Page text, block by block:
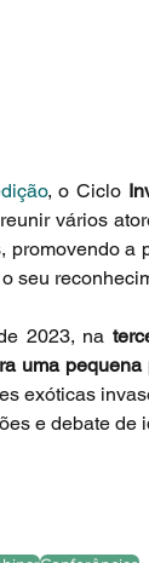
, o Ciclo
vários
promovendo
seu
2023, na
uma pequena
exóticas
e debate de